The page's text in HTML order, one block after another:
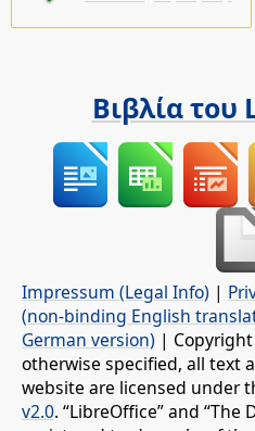
Βιβλία
Impressum (Legal Info) |
(non-binding English
German version) |
otherwise specified, all text
website are licensed under
v2.0. “LibreOffice” and